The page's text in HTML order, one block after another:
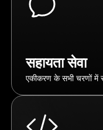
सहायता सेवा
एकीकरण के सभी चरणों में